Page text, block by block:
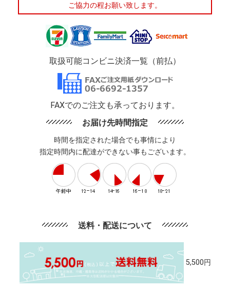
ご協力の程お願い致します。
取扱可能コンビニ決済一覧（前払）
FAXでのご注文も承っております。
お届け先時間指定
時間を指定された場合でも事情により
指定時間内に配達ができない事もございます。
送料・配送について
5,500円